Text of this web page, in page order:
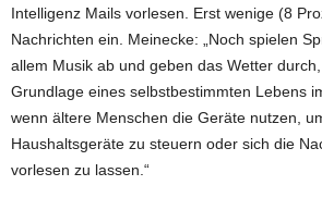
Intelligenz Mails vorlesen. Erst wenige (8
Nachrichten ein. Meinecke: „Noch spielen
allem Musik ab und geben das Wetter
Grundlage eines selbstbestimmten Lebens
wenn ältere Menschen die Geräte nutzen,
Haushaltsgeräte zu steuern oder sich die
vorlesen zu lassen.“